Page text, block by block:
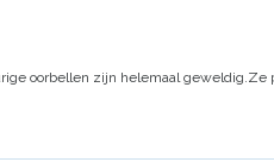
oorbellen zijn helemaal geweldig.Ze